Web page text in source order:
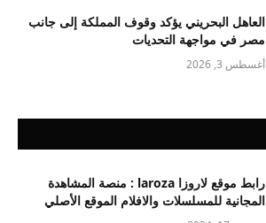
العاهل البحريني يؤكد وقوف المملكة إلى جانب
مصر في مواجهة التحديات
أغسطس 3, 2026
رابط موقع لاروزا laroza : منصة المشاهدة
المجانية للمسلسلات والافلام الموقع الأصلي